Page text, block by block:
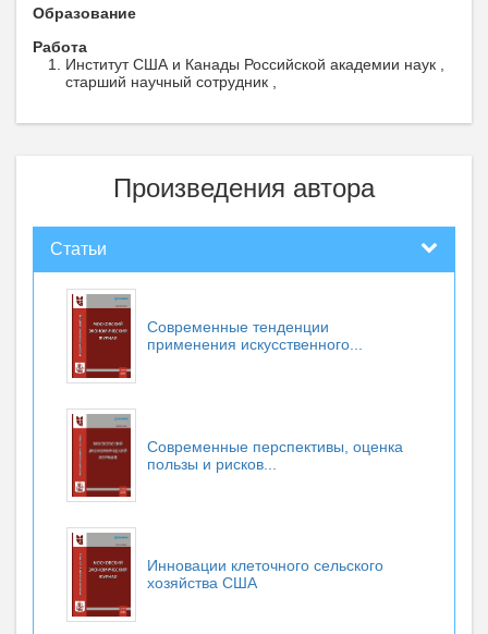
Образование
Работа
Институт США и Канады Российской академии наук ,
старший научный сотрудник ,
Произведения автора
Статьи
Современные тенденции
применения искусственного...
Современные перспективы, оценка
пользы и рисков...
Инновации клеточного сельского
хозяйства США